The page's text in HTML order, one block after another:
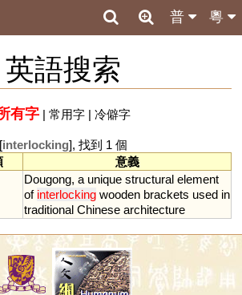
粵
普
英語搜索
有字| 常用字| 冷僻字
[interlocking], 找到 1 個
意義
Dougong, a unique structural element
of interlocking wooden brackets used in
traditional Chinese architecture